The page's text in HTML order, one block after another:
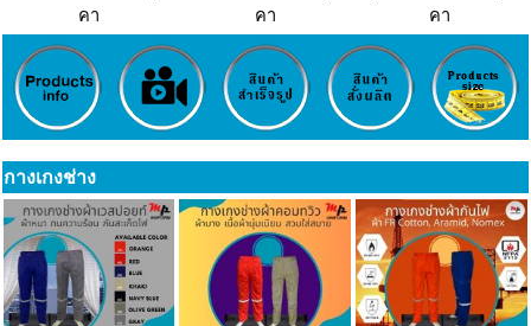
คา
คา
คา
กางเกงช่าง